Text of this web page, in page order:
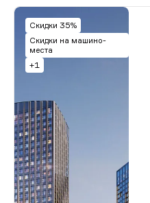
Скидки 35%
Скидки на машино-
места
+1